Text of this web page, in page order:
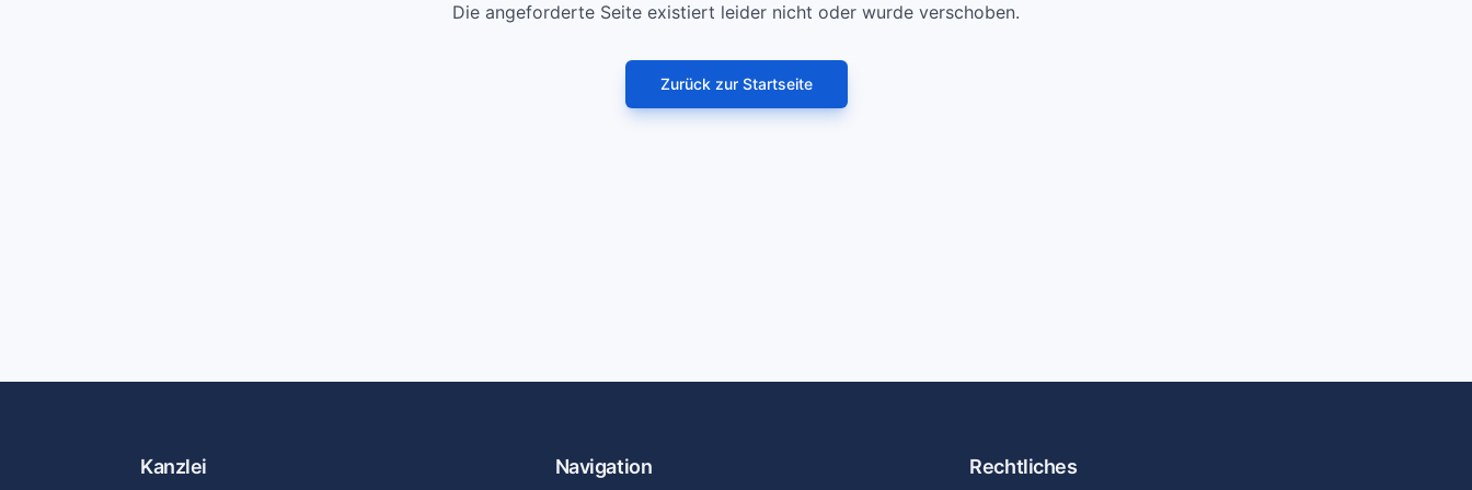
Die angeforderte Seite existiert leider nicht oder wurde verschoben.
Zurück zur Startseite
Kanzlei Navigation Rechtliches